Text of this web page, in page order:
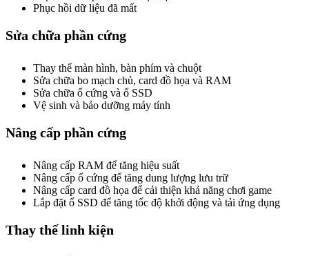
Phục hồi dữ liệu đã mất
Sửa chữa phần cứng
Thay thế màn hình, bàn phím và chuột
Sửa chữa bo mạch chủ, card đồ họa và RAM
Sửa chữa ổ cứng và ổ SSD
Vệ sinh và bảo dưỡng máy tính
Nâng cấp phần cứng
Nâng cấp RAM để tăng hiệu suất
Nâng cấp ổ cứng để tăng dung lượng lưu trữ
Nâng cấp card đồ họa để cải thiện khả năng chơi game
Lắp đặt ổ SSD để tăng tốc độ khởi động và tải ứng dụng
Thay thế linh kiện